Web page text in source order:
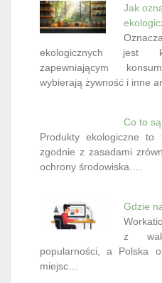
Jak
ekologicznych jest
zapewniającym
wybierają żywność i inne
Co to
Produkty ekologiczne
zgodnie z zasadami
ochrony środowiska.…
Gdzie
z
popularności, a Polska
miejsc…